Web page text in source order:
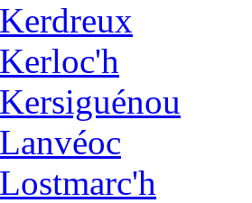
Kerdreux
Kerloc'h
Kersiguénou
Lanvéoc
Lostmarc'h